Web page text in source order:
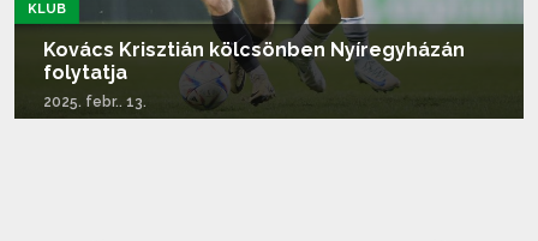
KLUB
Kovács Krisztián kölcsönben Nyíregyházán
folytatja
2025. febr.. 13.